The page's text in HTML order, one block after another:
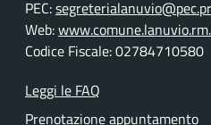
PEC:
Web:
Codice Fiscale: 02784710580
Leggi le FAQ
Prenotazione appuntamento